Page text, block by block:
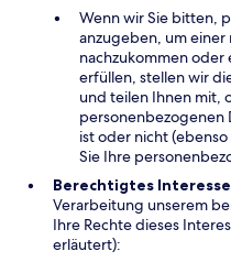
Wenn wir Sie bitten,
anzugeben, um
nachzukommen oder
erfüllen, stellen wir
und teilen Ihnen mit,
personenbezogenen
ist oder nicht
Sie Ihre
Berechtigtes
Verarbeitung unserem
Ihre Rechte dieses
erläutert):